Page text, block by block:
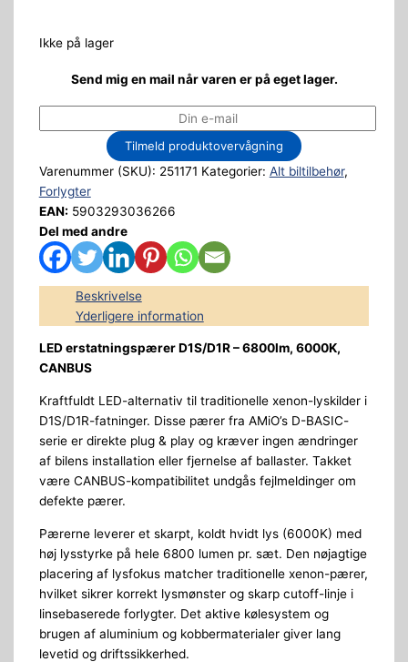
Ikke på lager
Send mig en mail når varen er på eget lager.
Tilmeld produktovervågning
Varenummer (SKU): 251171 Kategorier: Alt biltilbehør,
Forlygter
EAN: 5903293036266
Del med andre
Beskrivelse
Yderligere information
LED erstatningspærer D1S/D1R – 6800lm, 6000K,
CANBUS
Kraftfuldt LED-alternativ til traditionelle xenon-lyskilder i
D1S/D1R-fatninger. Disse pærer fra AMiO’s D-BASIC-
serie er direkte plug & play og kræver ingen ændringer
af bilens installation eller fjernelse af ballaster. Takket
være CANBUS-kompatibilitet undgås fejlmeldinger om
defekte pærer.
Pærerne leverer et skarpt, koldt hvidt lys (6000K) med
høj lysstyrke på hele 6800 lumen pr. sæt. Den nøjagtige
placering af lysfokus matcher traditionelle xenon-pærer,
hvilket sikrer korrekt lysmønster og skarp cutoff-linje i
linsebaserede forlygter. Det aktive kølesystem og
brugen af aluminium og kobbermaterialer giver lang
levetid og driftssikkerhed.